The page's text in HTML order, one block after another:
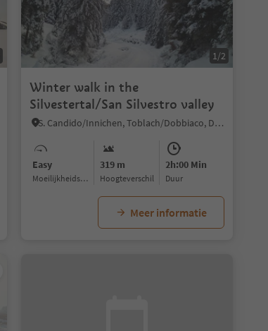
1/2
Winter walk in the
Silvestertal/San Silvestro valley
S. Candido/Innichen, Toblach/Dobbiaco, Dolomites Region 3 Zinnen
Easy
Moeilijkheidsgraad
319 m
Hoogteverschil
2h:00 Min
Duur
Meer informatie